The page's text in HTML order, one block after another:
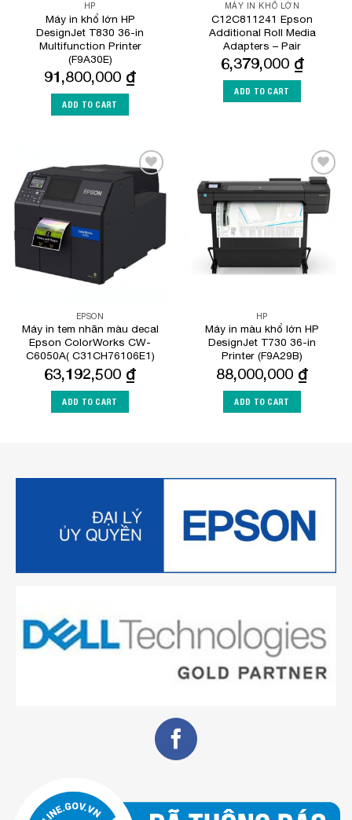
HP
Máy in khổ lớn HP
DesignJet T830 36-in
Multifunction Printer
(F9A30E)
91,800,000 ₫
ADD TO CART
MÁY IN KHỔ LỚN
C12C811241 Epson
Additional Roll Media
Adapters – Pair
6,379,000 ₫
ADD TO CART
Wishlist
EPSON
Máy in tem nhãn màu decal
Epson ColorWorks CW-
C6050A( C31CH76106E1)
63,192,500 ₫
ADD TO CART
Add to
Wishlist
HP
Máy in màu khổ lớn HP
DesignJet T730 36-in
Printer (F9A29B)
88,000,000 ₫
ADD TO CART